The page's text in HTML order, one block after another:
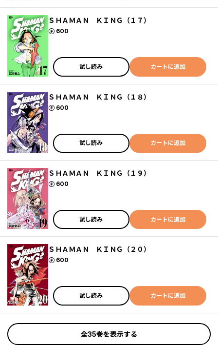
ＳＨＡＭＡＮ ＫＩＮＧ（１７）
600
ポイント
試し読み カートに追加
ＳＨＡＭＡＮ ＫＩＮＧ（１８）
600
ポイント
試し読み カートに追加
ＳＨＡＭＡＮ ＫＩＮＧ（１９）
600
ポイント
試し読み カートに追加
ＳＨＡＭＡＮ ＫＩＮＧ（２０）
600
ポイント
試し読み カートに追加
全35巻を表示する